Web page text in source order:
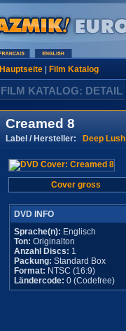
Hauptseite| Film Katalog
FILM KATALOG: DETAIL
Creamed 8
Label / Hersteller: Deep Lush
Cover gross
DVD INFO
Sprache(n): Englisch
Ton: Originalton
Anzahl Discs: 1
Packung: Standard Box
Format: NTSC (16:9)
Ländercode: 0 (Codefree)